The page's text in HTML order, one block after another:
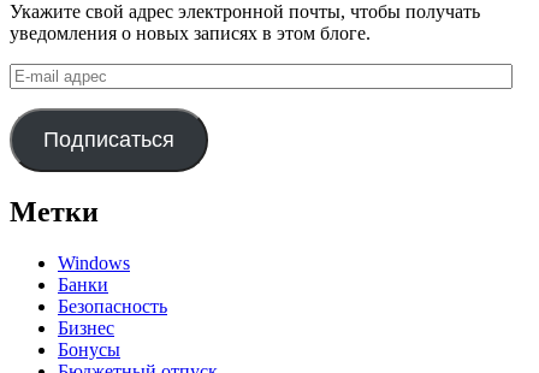
Укажите свой адрес электронной почты, чтобы получать
уведомления о новых записях в этом блоге.
E-
mail
адрес
Подписаться
Метки
Windows
Банки
Безопасность
Бизнес
Бонусы